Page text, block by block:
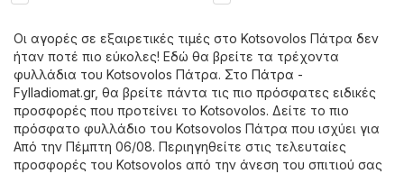
Οι αγορές σε εξαιρετικές τιμές στο Kotsovolos Πάτρα δεν
ήταν ποτέ πιο εύκολες! Εδώ θα βρείτε τα τρέχοντα
φυλλάδια του Kotsovolos Πάτρα. Στο Πάτρα -
Fylladiomat.gr, θα βρείτε πάντα τις πιο πρόσφατες ειδικές
προσφορές που προτείνει το Kotsovolos. Δείτε το πιο
πρόσφατο φυλλάδιο του Kotsovolos Πάτρα που ισχύει για
Από την Πέμπτη 06/08. Περιηγηθείτε στις τελευταίες
προσφορές του Kotsovolos από την άνεση του σπιτιού σας